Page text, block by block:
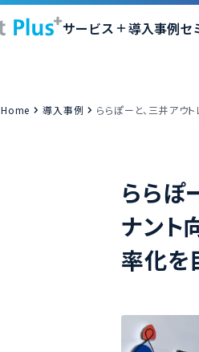
サービス 導入事例セ
Home 導入事例 ららぽーと、三井アウ
ららぽ
ナント
率化を